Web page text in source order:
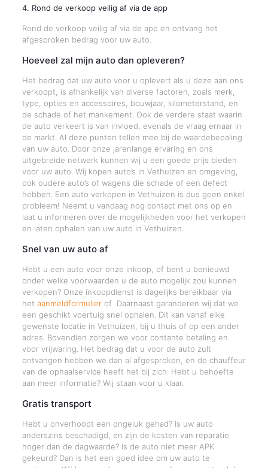
4. Rond de verkoop veilig af via de app
Rond de verkoop veilig af via de app en ontvang het
afgesproken bedrag voor uw auto.
Hoeveel zal mijn auto dan opleveren?
Het bedrag dat uw auto voor u oplevert als u deze aan ons
verkoopt, is afhankelijk van diverse factoren, zoals merk,
type, opties en accessoires, bouwjaar, kilometerstand, en
de schade of het mankement. Ook de verdere staat waarin
de auto verkeert is van invloed, evenals de vraag ernaar in
de markt. Al deze punten tellen mee bij de waardebepaling
van uw auto. Door onze jarenlange ervaring en ons
uitgebreide netwerk kunnen wij u een goede prijs bieden
voor uw auto. Wij kopen auto’s in Vethuizen en omgeving,
ook oudere auto’s of wagens die schade of een defect
hebben. Een auto verkopen in Vethuizen is dus geen enkel
probleem! Neemt u vandaag nog contact met ons op en
laat u informeren over de mogelijkheden voor het verkopen
en laten ophalen van uw auto in Vethuizen.
Snel van uw auto af
Hebt u een auto voor onze inkoop, of bent u benieuwd
onder welke voorwaarden u de auto mogelijk zou kunnen
verkopen? Onze inkoopdienst is dagelijks bereikbaar via
het aanmeldformulierof Daarnaast garanderen wij dat we
een geschikt voertuig snel ophalen. Dit kan vanaf elke
gewenste locatie in Vethuizen, bij u thuis of op een ander
adres. Bovendien zorgen we voor contante betaling en
voor vrijwaring. Het bedrag dat u voor de auto zult
ontvangen hebben we dan al afgesproken, en de chauffeur
van de ophaalservice heeft het bij zich. Hebt u behoefte
aan meer informatie? Wij staan voor u klaar.
Gratis transport
Hebt u onverhoopt een ongeluk gehad? Is uw auto
anderszins beschadigd, en zijn de kosten van reparatie
hoger dan de dagwaarde? Is de auto niet meer APK
gekeurd? Dan is het een goed idee om uw auto te